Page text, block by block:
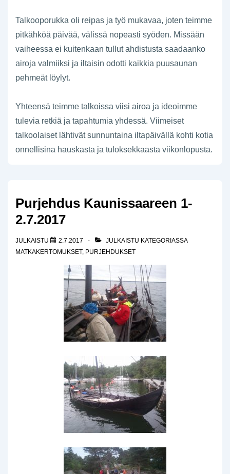
Talkooporukka oli reipas ja työ mukavaa, joten teimme
pitkähköä päivää, välissä nopeasti syöden. Missään
vaiheessa ei kuitenkaan tullut ahdistusta saadaanko
airoja valmiiksi ja iltaisin odotti kaikkia puusaunan
pehmeät löylyt.
Yhteensä teimme talkoissa viisi airoa ja ideoimme
tulevia retkiä ja tapahtumia yhdessä. Viimeiset
talkoolaiset lähtivät sunnuntaina iltapäivällä kohti kotia
onnellisina hauskasta ja tuloksekkaasta viikonlopusta.
Purjehdus Kaunissaareen 1-
2.7.2017
JULKAISTU 2.7.2017
JULKAISTU KATEGORIASSA
MATKAKERTOMUKSET, PURJEHDUKSET